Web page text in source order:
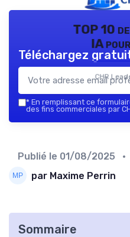
TOP 10
IA
CHR
Téléchargez
* En remplissant ce
des fins commerciales par
Publié le 01/08/2025
par Maxime Perrin
Sommaire